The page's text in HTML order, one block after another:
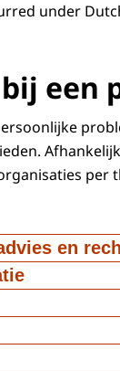
under
een
per
en
rechtspositie?
over
over de
je
op het